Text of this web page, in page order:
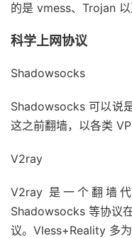
的是 vmess、Trojan 以
科学上网协议
Shadowsocks
Shadowsocks 可以说
这之前翻墙，以各类
V2ray
V2ray 是一个翻墙
Shadowsocks 等协议
议。Vless+Reality 多为